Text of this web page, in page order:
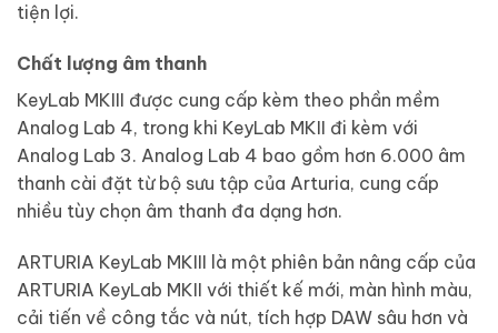
tiện lợi.
Chất lượng âm thanh
KeyLab MKIII được cung cấp kèm theo phần mềm
Analog Lab 4, trong khi KeyLab MKII đi kèm với
Analog Lab 3. Analog Lab 4 bao gồm hơn 6.000 âm
thanh cài đặt từ bộ sưu tập của Arturia, cung cấp
nhiều tùy chọn âm thanh đa dạng hơn.
ARTURIA KeyLab MKIII là một phiên bản nâng cấp của
ARTURIA KeyLab MKII với thiết kế mới, màn hình màu,
cải tiến về công tắc và nút, tích hợp DAW sâu hơn và